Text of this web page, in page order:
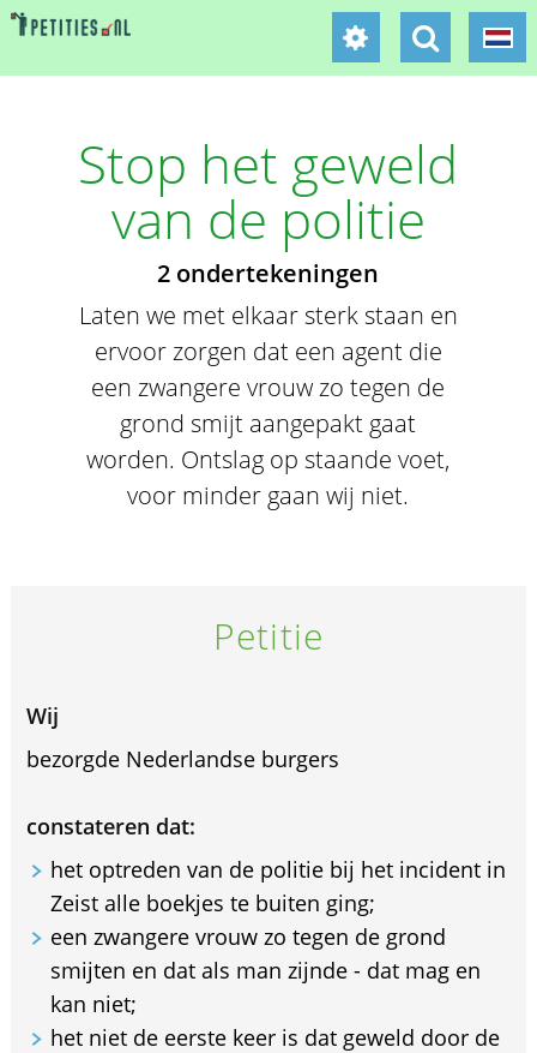
Stop het geweld
van de politie
2 ondertekeningen
Laten we met elkaar sterk staan en
ervoor zorgen dat een agent die
een zwangere vrouw zo tegen de
grond smijt aangepakt gaat
worden. Ontslag op staande voet,
voor minder gaan wij niet.
Petitie
Wij
bezorgde Nederlandse burgers
constateren dat:
het optreden van de politie bij het incident in
Zeist alle boekjes te buiten ging;
een zwangere vrouw zo tegen de grond
smijten en dat als man zijnde - dat mag en
kan niet;
het niet de eerste keer is dat geweld door de